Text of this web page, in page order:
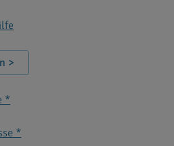
>
*
*